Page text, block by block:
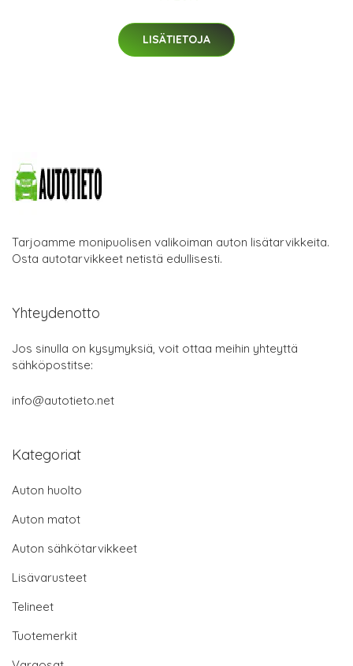
LISÄTIETOJA
Tarjoamme monipuolisen valikoiman auton lisätarvikkeita.
Osta autotarvikkeet netistä edullisesti.
Yhteydenotto
Jos sinulla on kysymyksiä, voit ottaa meihin yhteyttä
sähköpostitse:
info@autotieto.net
Kategoriat
Auton huolto
Auton matot
Auton sähkötarvikkeet
Lisävarusteet
Telineet
Tuotemerkit